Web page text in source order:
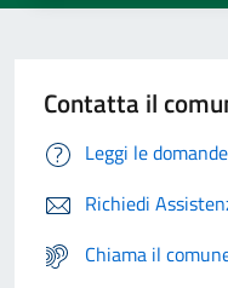
Contatta il
Leggi le
Richiedi
Chiama il